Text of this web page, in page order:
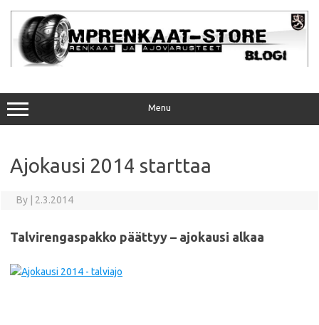
content
Menu
Ajokausi 2014 starttaa
By 2.3.2014
Talvirengaspakko päättyy – ajokausi alkaa